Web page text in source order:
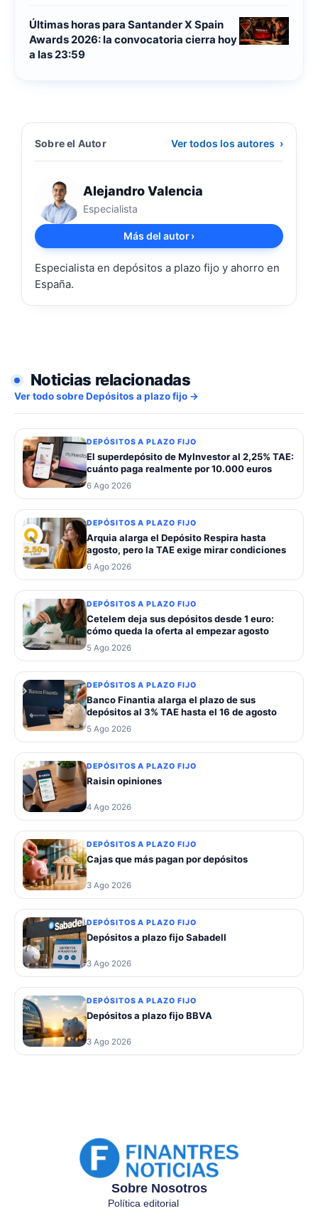
Últimas horas para Santander X Spain
Awards 2026: la convocatoria cierra hoy
a las 23:59
Sobre el Autor Ver todos los autores ›
Alejandro Valencia
Especialista
Más del autor›
Especialista en depósitos a plazo fijo y ahorro en
España.
Noticias relacionadas
Ver todo sobre Depósitos a plazo fijo →
DEPÓSITOS A PLAZO FIJO
El superdepósito de MyInvestor al 2,25% TAE:
cuánto paga realmente por 10.000 euros
6 Ago 2026
DEPÓSITOS A PLAZO FIJO
Arquia alarga el Depósito Respira hasta
agosto, pero la TAE exige mirar condiciones
6 Ago 2026
DEPÓSITOS A PLAZO FIJO
Cetelem deja sus depósitos desde 1 euro:
cómo queda la oferta al empezar agosto
5 Ago 2026
DEPÓSITOS A PLAZO FIJO
Banco Finantia alarga el plazo de sus
depósitos al 3% TAE hasta el 16 de agosto
5 Ago 2026
DEPÓSITOS A PLAZO FIJO
Raisin opiniones
4 Ago 2026
DEPÓSITOS A PLAZO FIJO
Cajas que más pagan por depósitos
3 Ago 2026
DEPÓSITOS A PLAZO FIJO
Depósitos a plazo fijo Sabadell
3 Ago 2026
DEPÓSITOS A PLAZO FIJO
Depósitos a plazo fijo BBVA
3 Ago 2026
Sobre Nosotros
Política editorial